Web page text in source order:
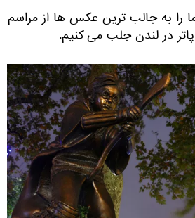
را به جالب ترین عکس ها از مراسم
در لندن جلب می کنیم.